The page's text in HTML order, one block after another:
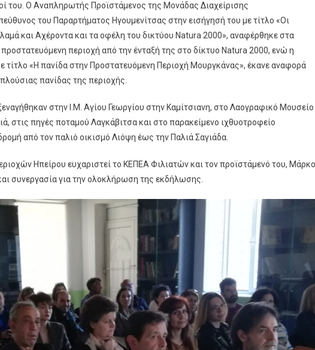
του. Ο Αναπληρωτής Προϊστάμενος της Μονάδας Διαχείρισης
του Παραρτήματος Ηγουμενίτσας στην εισήγησή του με τίτλο «Οι
και Αχέροντα και τα οφέλη του δικτύου Natura 2000», αναφέρθηκε στα
περιοχή από την ένταξή της στο δίκτυο Natura 2000, ενώ η
τίτλο «Η πανίδα στην Προστατευόμενη Περιοχή Μουργκάνας», έκανε αναφορά
πανίδας της περιοχής.
στην Ι.Μ. Αγίου Γεωργίου στην Καμίτσιανη, στο Λαογραφικό Μουσείο
στις πηγές ποταμού Λαγκάβιτσα και στο παρακείμενο ιχθυοτροφείο
από τον παλιό οικισμό Λιόψη έως την Παλιά Σαγιάδα.
Ηπείρου ευχαριστεί το ΚΕΠΕΑ Φιλιατών και τον προϊστάμενό του, Μάρκο
συνεργασία για την ολοκλήρωση της εκδήλωσης.